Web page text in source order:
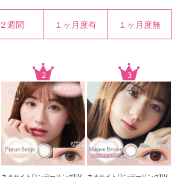
２週間 １ヶ月度有 １ヶ月度無